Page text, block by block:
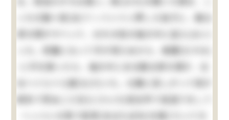
っちの胸へ宛(あ)てゝぐいぐい押した拍子に、勘太
郎の頭がすべって、おれの袷の袖の中に這入(はい)
った。邪魔になって手が使えぬから、無闇(むやみ)
に手を振ったら、袖の中にある勘太郎の頭が、左
右へぐらぐら靡(なび)いた。仕舞に苦しがって母が
病気で死ぬ二三日(にさんち)前台所で宙返りをして
へっついの角で肋骨(あばらぼね)を撲(う)って大